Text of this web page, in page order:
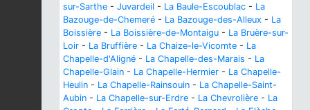
sur-Sarthe - Juvardeil - La Baule-Escoublac - La
Bazouge-de-Chemeré - La Bazouge-des-Alleux - La
Boissière - La Boissière-de-Montaigu - La Bruère-sur-
Loir - La Bruffière - La Chaize-le-Vicomte - La
Chapelle-d'Aligné - La Chapelle-des-Marais - La
Chapelle-Glain - La Chapelle-Hermier - La Chapelle-
Heulin - La Chapelle-Rainsouin - La Chapelle-Saint-
Aubin - La Chapelle-sur-Erdre - La Chevrolière - La